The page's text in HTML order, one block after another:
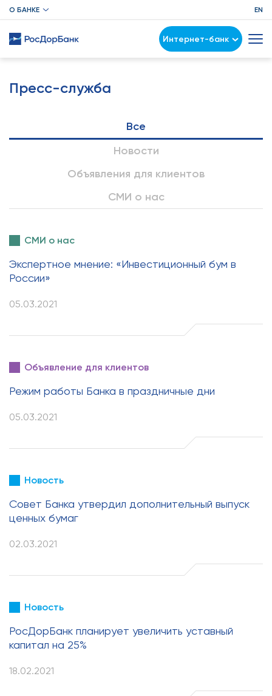
О БАНКЕ EN
Интернет-банк
Пресс-служба
Все
Новости
Объявления для клиентов
СМИ о нас
СМИ о нас
Экспертное мнение: «Инвестиционный бум в
России»
05.03.2021
Объявление для клиентов
Режим работы Банка в праздничные дни
05.03.2021
Новость
Совет Банка утвердил дополнительный выпуск
ценных бумаг
02.03.2021
Новость
РосДорБанк планирует увеличить уставный
капитал на 25%
18.02.2021